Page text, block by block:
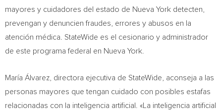
mayores y cuidadores del estado de Nueva York detecten,
prevengan y denuncien fraudes, errores y abusos en la
atención médica. StateWide es el cesionario y administrador
de este programa federal en Nueva York.
María Álvarez, directora ejecutiva de StateWide, aconseja a las
personas mayores que tengan cuidado con posibles estafas
relacionadas con la inteligencia artificial. «La inteligencia artificial